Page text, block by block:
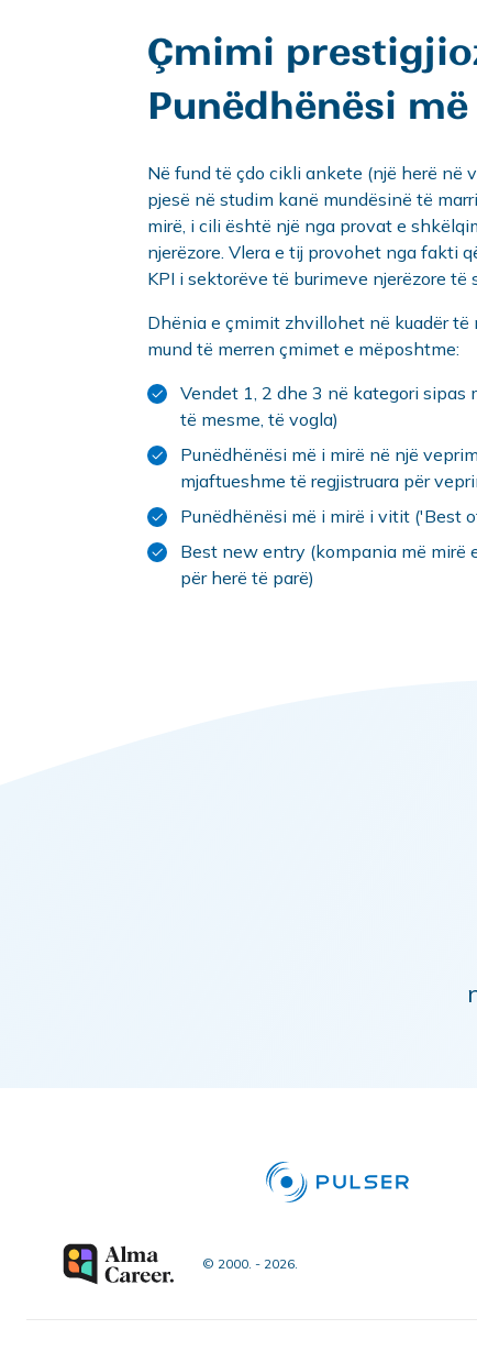
Çmimi
Punëdhënësi
Në fund të çdo cikli ankete (një herë në
pjesë në studim kanë mundësinë të
mirë, i cili është një nga provat e
njerëzore. Vlera e tij provohet nga fakti
KPI i sektorëve të burimeve njerëzore të
Dhënia e çmimit zhvillohet në kuadër
mund të merren çmimet e mëposhtme:
Vendet 1, 2 dhe 3 në kategori sipas
të mesme, të vogla)
Punëdhënësi më i mirë në një
mjaftueshme të regjistruara për
Punëdhënësi më i mirë i vitit ('Best
Best new entry (kompania më mirë
për herë të parë)
© 2000. - 2026.